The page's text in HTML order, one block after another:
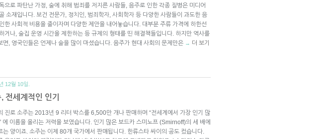
으로 파탄난 가정, 술에 취해 범죄를 저지른 사람들, 음주로 인한 각종 질병은 미디어
소재입니다. 보건 전문가, 정치인, 범죄학자, 사회학자 등 다양한 사람들이 과도한 음
한 사회적 비용을 줄이자며 다양한 제안을 내어놓습니다. 대부분 주류 가격에 하한선
거나, 술집 운영 시간을 제한하는 등 규제의 형태를 띤 해결책들입니다. 하지만 역사를
면, 영국인들은 언제나 술을 많이 마셨습니다. 음주가 현대 사회의 문제만은 → 더 보기
12월 10일.
전세계적인 인기
진로 소주는 2013년 9 리터 박스를 6,500만 개나 판매하며 “전세계에서 가장 인기 많
에 이름을 올리는 저력을 보였습니다. 인기 많은 보드카 스미노프 (Smirnoff)의 세 배에
는 양이죠. 소주는 이제 80개 국가에서 판매됩니다. 한류스타 싸이의 공도 컸습니다.